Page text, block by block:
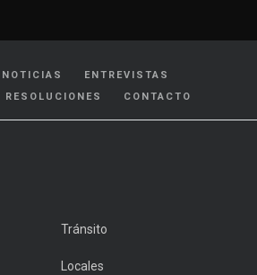
NOTICIAS
ENTREVISTAS
RESOLUCIONES
CONTACTO
Tránsito
Locales